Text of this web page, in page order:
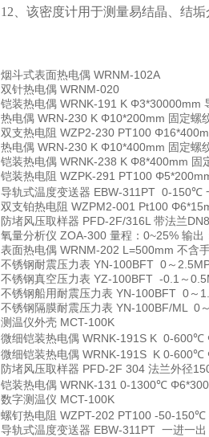
12 、该密度计用于测量易结晶、结垢
烟斗式表面热电偶 WRNM-102A
双针热电偶 WRNM-020
铠装热电偶 WRNK-191 K Φ3*30000mm
热电偶 WRN-230 K Φ10*200mm 固定螺
双支热电阻 WZP2-230 PT100
热电偶 WRN-230 K Φ10*400mm 固定螺
铠装热电偶 WRNK-238 K Φ8*400mm 固
铠装热电阻 WZPK-291 PT100
导轨式温度变送器 EBW-311PT 0-150℃
双支铂热电阻 WZPM2-001 Pt100
防堵风压取样器 PFD-2F/316L 带法兰
氧量分析仪 ZOA-300 量程：0~25% 输出
表面热电偶 WRNM-202 L=500mm 不含
不锈钢耐震压力表 YN-100BFT 0～
不锈钢真空压力表 YZ-100BFT -0.1～
不锈钢船用耐震压力表 YN-100BFT 0～
不锈钢隔膜耐震压力表 YN-100BF/ML 0
测温仪外壳 MCT-100K
微细铠装热电偶 WRNK-191S K 0-600℃
微细铠装热电偶 WRNK-191S K 0-600℃
防堵风压取样器 PFD-2F 304 法兰外径
铠装热电偶 WRNK-131 0-1300℃
数字测温仪 MCT-100K
螺钉热电阻 WZPT-202 PT100 -50-150℃
导轨式温度变送器 EBW-311PT 一进一